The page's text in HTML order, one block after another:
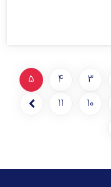
3
4
5
10
11